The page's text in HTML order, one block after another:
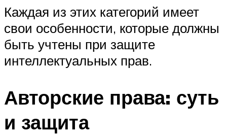
Каждая из этих категорий имеет
свои особенности, которые должны
быть учтены при защите
интеллектуальных прав.
Авторские права: суть
и защита